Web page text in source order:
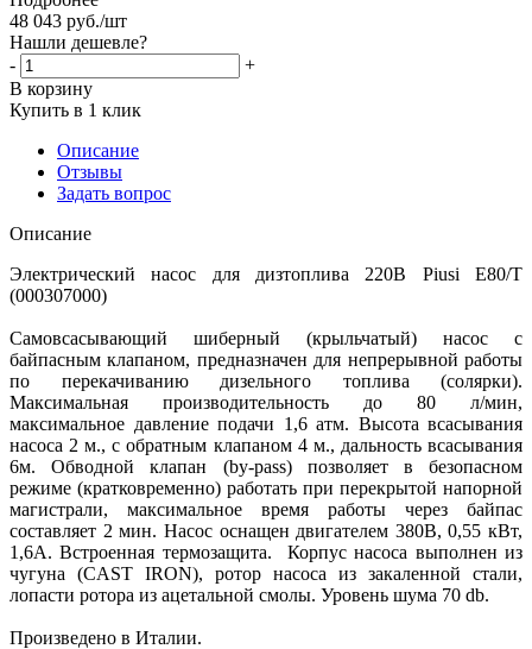
48 043 руб./шт
Нашли дешевле?
-
+
В корзину
Купить в 1 клик
Описание
Отзывы
Задать вопрос
Описание
Электрический насос для дизтоплива 220В Piusi E80/Т
(000307000)
Самовсасывающий шиберный (крыльчатый) насос с
байпасным клапаном, предназначен для непрерывной работы
по перекачиванию дизельного топлива (солярки).
Максимальная производительность до 80 л/мин,
максимальное давление подачи 1,6 атм. Высота всасывания
насоса 2 м., с обратным клапаном 4 м., дальность всасывания
6м. Обводной клапан (by-pass) позволяет в безопасном
режиме (кратковременно) работать при перекрытой напорной
магистрали, максимальное время работы через байпас
составляет 2 мин. Насос оснащен двигателем 380В, 0,55 кВт,
1,6А. Встроенная термозащита. Корпус насоса выполнен из
чугуна (CAST IRON), ротор насоса из закаленной стали,
лопасти ротора из ацетальной смолы. Уровень шума 70 db.
Произведено в Италии.